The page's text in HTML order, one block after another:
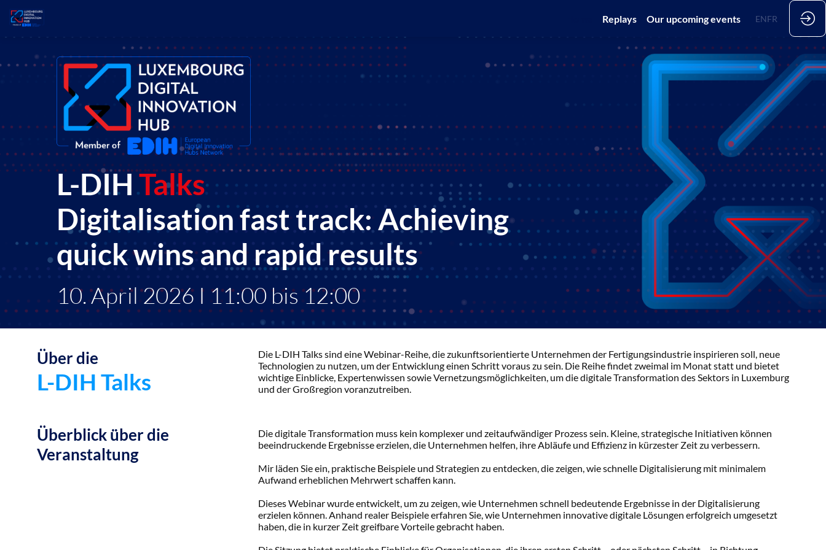
Replays Our upcoming events ENFR
L-DIHTalks
Digitalisation fast track: Achieving
quick wins and rapid results
10. April 2026 I 11:00 bis 12:00
Über die
L-DIH Talks
Die L-DIH Talks sind eine Webinar-Reihe, die zukunftsorientierte Unternehmen der Fertigungsindustrie inspirieren soll, neue
Technologien zu nutzen, um der Entwicklung einen Schritt voraus zu sein. Die Reihe findet zweimal im Monat statt und bietet
wichtige Einblicke, Expertenwissen sowie Vernetzungsmöglichkeiten, um die digitale Transformation des Sektors in Luxemburg
und der Großregion voranzutreiben.
Überblick über die
Veranstaltung
Die digitale Transformation muss kein komplexer und zeitaufwändiger Prozess sein. Kleine, strategische Initiativen können
beeindruckende Ergebnisse erzielen, die Unternehmen helfen, ihre Abläufe und Effizienz in kürzester Zeit zu verbessern.
Mir läden Sie ein, praktische Beispiele und Strategien zu entdecken, die zeigen, wie schnelle Digitalisierung mit minimalem
Aufwand erheblichen Mehrwert schaffen kann.
Dieses Webinar wurde entwickelt, um zu zeigen, wie Unternehmen schnell bedeutende Ergebnisse in der Digitalisierung
erzielen können. Anhand realer Beispiele erfahren Sie, wie Unternehmen innovative digitale Lösungen erfolgreich umgesetzt
haben, die in kurzer Zeit greifbare Vorteile gebracht haben.